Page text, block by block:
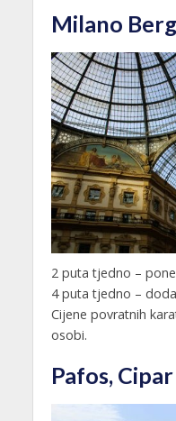
Milano
2 puta tjedno –
4 puta tjedno –
Cijene povratnih
osobi.
Pafos, Cipar